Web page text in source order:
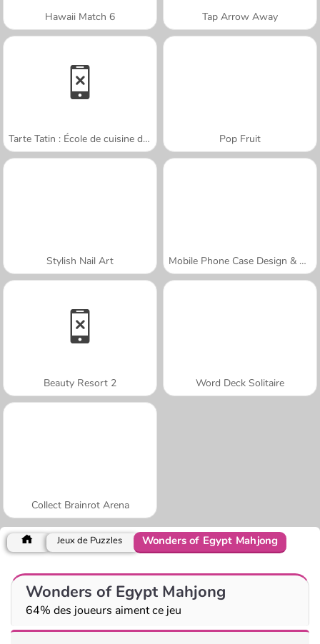
Hawaii Match 6 Tap Arrow Away
Tarte Tatin : École de cuisine de Sara Pop Fruit
Stylish Nail Art Mobile Phone Case Design & DIY
Beauty Resort 2 Word Deck Solitaire
Collect Brainrot Arena
Jeux de Puzzles Wonders of Egypt Mahjong
Wonders of Egypt Mahjong
64% des joueurs aiment ce jeu